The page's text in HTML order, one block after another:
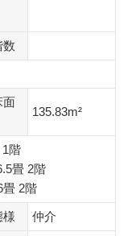
数
面
135.83m²
階
畳 2階
畳 2階
様 仲介